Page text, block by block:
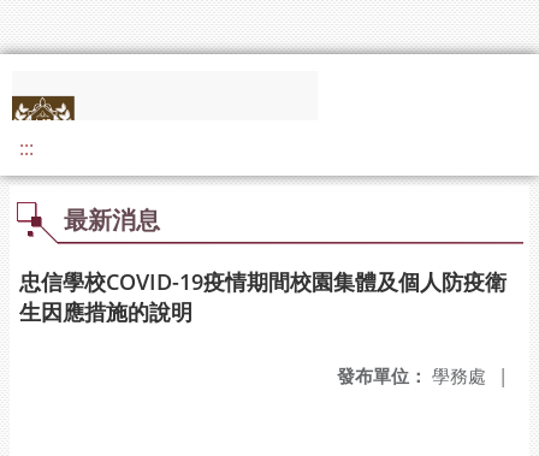
:::
最新消息
忠信學校COVID-19疫情期間校園集體及個人防疫衛
生因應措施的說明
發布單位： 學務處 |